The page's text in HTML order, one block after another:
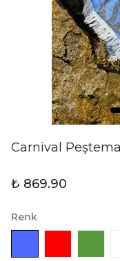
Carnival Peştemal
₺ 869.90
Renk